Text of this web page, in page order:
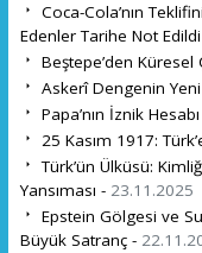
Coca-Cola’nın
Edenler Tarihe Not
Beştepe’den Küresel
Askerî Dengenin
Papa’nın İznik
25 Kasım 1917:
Türk’ün Ülküsü:
Yansıması - 23.11.2025
Epstein Gölgesi ve
Büyük Satranç -